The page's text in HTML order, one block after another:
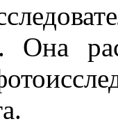
Она